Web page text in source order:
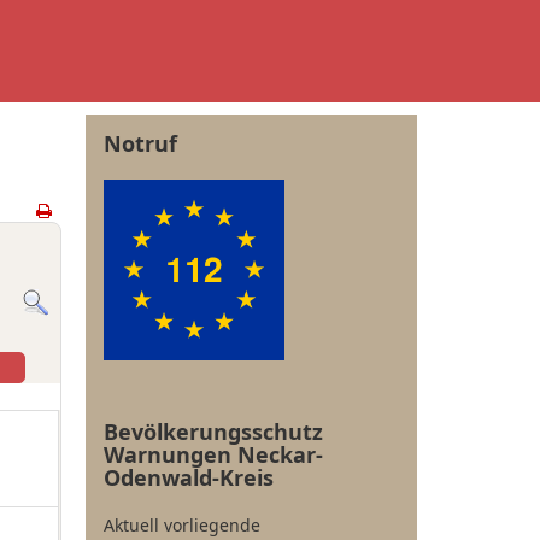
Notruf
Bevölkerungsschutz
Warnungen Neckar-
Odenwald-Kreis
Aktuell vorliegende